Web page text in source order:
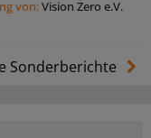
von:Vision Zero e.V.
Sonderberichte